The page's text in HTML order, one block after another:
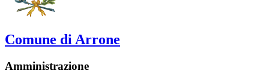
Comune di Arrone
Amministrazione